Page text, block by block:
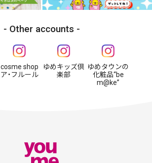
Other accounts
cosme shop
ア・フルール
ゆめキッズ倶
楽部
ゆめタウンの
化粧品“be
m@ke”